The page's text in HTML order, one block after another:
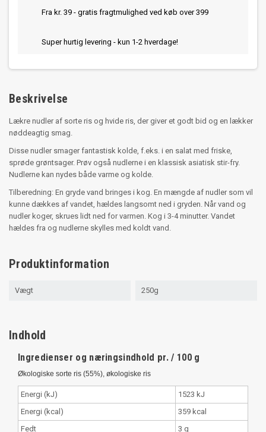
Fra kr. 39 - gratis fragtmulighed ved køb over 399
Super hurtig levering - kun 1-2 hverdage!
Beskrivelse
Lækre nudler af sorte ris og hvide ris, der giver et godt bid og en lækker
nøddeagtig smag.
Disse nudler smager fantastisk kolde, f.eks. i en salat med friske,
sprøde grøntsager. Prøv også nudlerne i en klassisk asiatisk stir-fry.
Nudlerne kan nydes både varme og kolde.
Tilberedning: En gryde vand bringes i kog. En mængde af nudler som vil
kunne dækkes af vandet, hældes langsomt ned i gryden. Når vand og
nudler koger, skrues lidt ned for varmen. Kog i 3-4 minutter. Vandet
hældes fra og nudlerne skylles med koldt vand.
Produktinformation
Vægt 250g
Indhold
Ingredienser og næringsindhold pr. / 100 g
Økologiske sorte ris (55%), økologiske ris
Energi (kJ)
1523 kJ
Energi (kcal)
359 kcal
Fedt
3 g